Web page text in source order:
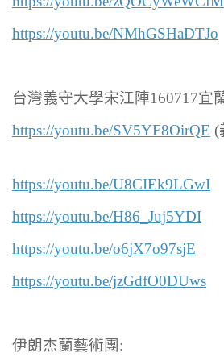
https://youtu.be/NMhGSHaDTJo
台灣義守大學宋江陣160717宜
https://youtu.be/SV5YF8OirQE (
https://youtu.be/U8CIEk9LGwI
https://youtu.be/H86_Juj5YDI
https://youtu.be/o6jX7o97sjE
https://youtu.be/jzGdfO0DUws
伊朗杰蘭藝術團: